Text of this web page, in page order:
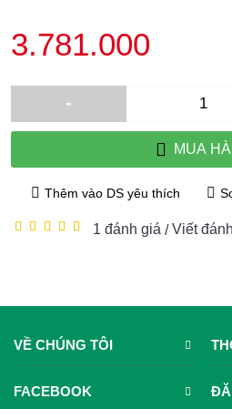
3.781.000
-
MUA
Thêm vào DS yêu thích
1 đánh giá /Viết
VỀ CHÚNG TÔI
FACEBOOK